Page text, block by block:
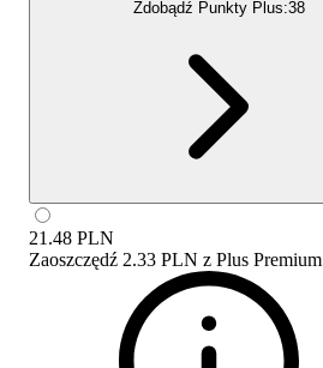
Zdobądź Punkty Plus:38
21.48 PLN
Zaoszczędź 2.33 PLN z Plus Premium